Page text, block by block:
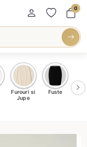
0
Furouri si
Jupe
Fuste